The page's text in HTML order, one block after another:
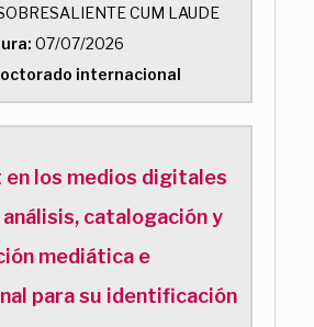
CUM LAUDE
07/07/2026
internacional
en los medios digitales
catalogación y
mediática e
para su identificación